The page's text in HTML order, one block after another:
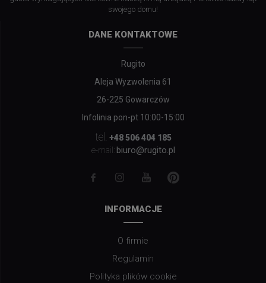
swojego domu!
DANE KONTAKTOWE
Rugito
Aleja Wyzwolenia 61
26-225 Gowarczów
Infolinia pon-pt 10:00-15:00
tel. +48 506 404 185
e-mail: biuro@rugito.pl
INFORMACJE
O firmie
Regulamin
Polityka plików cookie